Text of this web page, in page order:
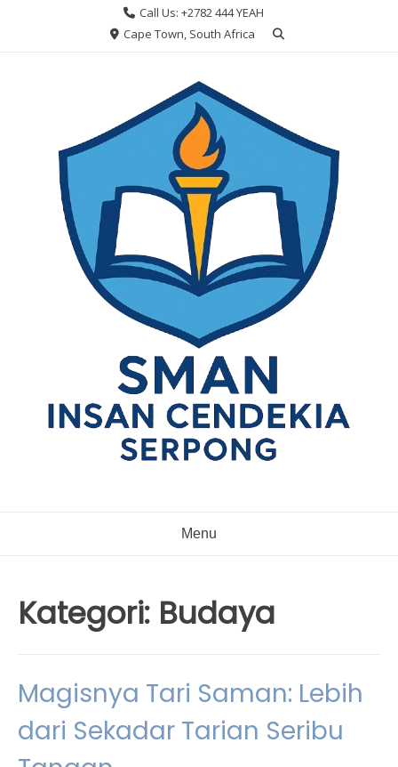
Call Us: +2782 444 YEAH
Cape Town, South Africa
Menu
Kategori: Budaya
Magisnya Tari Saman: Lebih
dari Sekadar Tarian Seribu